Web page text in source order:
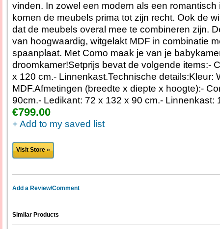
vinden. In zowel een modern als een romantisch
komen de meubels prima tot zijn recht. Ook de
dat de meubels overal mee te combineren zijn.
van hoogwaardig, witgelakt MDF in combinatie
spaanplaat. Met Como maak je van je
droomkamer!Setprijs bevat de volgende items:-
x 120 cm.- Linnenkast.Technische details:Kleur:
MDF.Afmetingen (breedte x diepte x hoogte):-
90cm.- Ledikant: 72 x 132 x 90 cm.- Linnenkast:
€799.00
+ Add to my saved list
Visit Store »
Add a Review/Comment
Similar Products